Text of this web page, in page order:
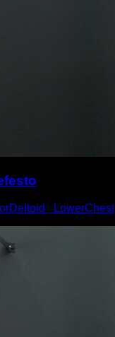
∙ LowerChest